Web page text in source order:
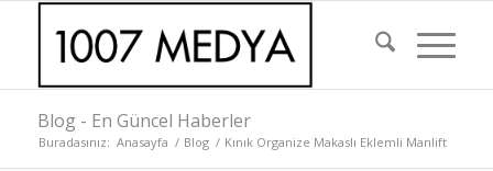
Blog - En Güncel Haberler
Buradasınız: Anasayfa / Blog / Kınık Organize Makaslı Eklemli Manlift